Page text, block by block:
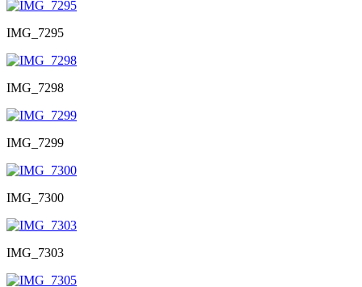
IMG_7295
IMG_7298
IMG_7299
IMG_7300
IMG_7303